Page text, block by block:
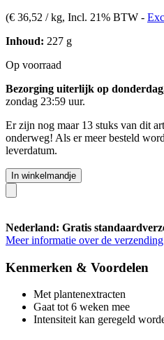
(€ 36,52 / kg, Incl. 21% BTW -
Inhoud: 227 g
Op voorraad
Bezorging uiterlijk op
zondag 23:59 uur.
Er zijn nog maar 13 stuks van dit
onderweg! Als er meer besteld
leverdatum.
In winkelmandje
Nederland: Gratis
Meer informatie over de
Kenmerken & Voordelen
Met plantenextracten
Gaat tot 6 weken mee
Intensiteit kan geregeld